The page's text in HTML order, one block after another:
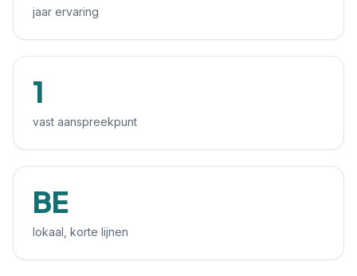
jaar ervaring
1
vast aanspreekpunt
BE
lokaal, korte lijnen